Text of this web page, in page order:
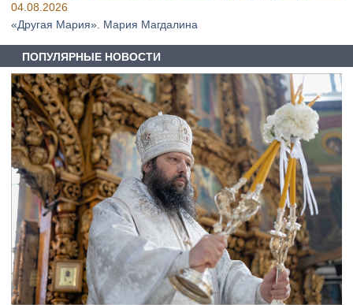
04.08.2026
«Другая Мария». Мария Магдалина
ПОПУЛЯРНЫЕ НОВОСТИ